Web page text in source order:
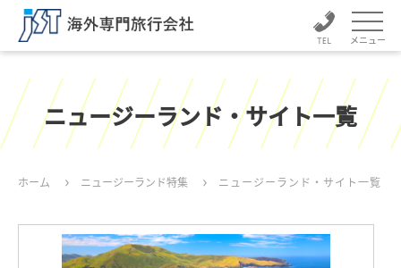
メニュー
ニュージーランド・サイト一覧
ホーム ニュージーランド特集 ニュージーランド・サイト一覧